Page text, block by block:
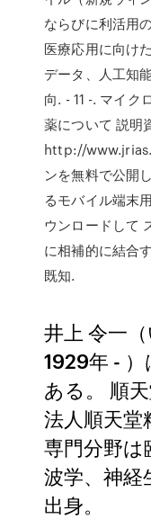
ならびに利活用
医療応用に向け
データ、人工知
向. - 11 -. マイク
薬について 説明
http://
ンを無料で公開
るモバイル端末
ウンロードして
に相補的に結合
既知.
井上 令一
1929年 -
ある。 順
法人順天堂
専門分野は
波学、神経
出身。